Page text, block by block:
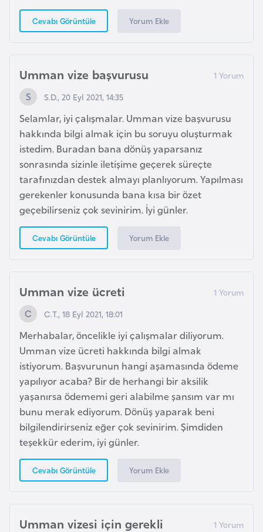
Cevabı Görüntüle Yorum Ekle
Umman vize başvurusu
S.D., 20 Eyl 2021, 14:35
Selamlar, iyi çalışmalar. Umman vize başvurusu
hakkında bilgi almak için bu soruyu oluşturmak
istedim. Buradan bana dönüş yaparsanız
sonrasında sizinle iletişime geçerek süreçte
tarafınızdan destek almayı planlıyorum. Yapılması
gerekenler konusunda bana kısa bir özet
geçebilirseniz çok sevinirim. İyi günler.
Cevabı Görüntüle Yorum Ekle
Umman vize ücreti
C.T., 18 Eyl 2021, 18:01
Merhabalar, öncelikle iyi çalışmalar diliyorum.
Umman vize ücreti hakkında bilgi almak
istiyorum. Başvurunun hangi aşamasında ödeme
yapılıyor acaba? Bir de herhangi bir aksilik
yaşanırsa ödememi geri alabilme şansım var mı
bunu merak ediyorum. Dönüş yaparak beni
bilgilendirirseniz eğer çok sevinirim. Şimdiden
teşekkür ederim, iyi günler.
Cevabı Görüntüle Yorum Ekle
Umman vizesi için gerekli
E
i
y
o
p
y
a
F
i
l
d
i
ş
S
a
h
l
i
F
i
n
l
a
n
d
y
a